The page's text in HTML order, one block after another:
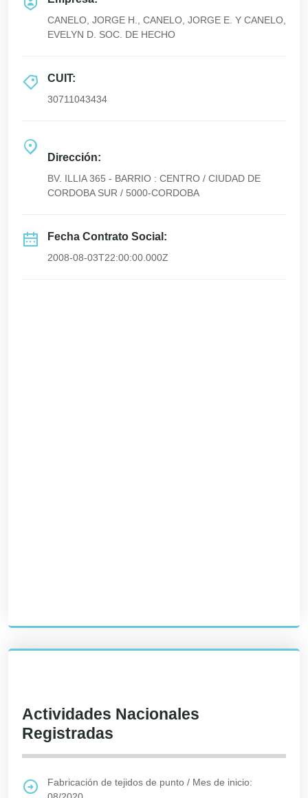
CANELO, JORGE H., CANELO, JORGE E. Y CANELO,
EVELYN D. SOC. DE HECHO
CUIT:
30711043434
Dirección:
BV. ILLIA 365 - BARRIO : CENTRO / CIUDAD DE
CORDOBA SUR / 5000-CORDOBA
Fecha Contrato Social:
2008-08-03T22:00:00.000Z
Actividades Nacionales
Registradas
Fabricación de tejidos de punto / Mes de inicio: